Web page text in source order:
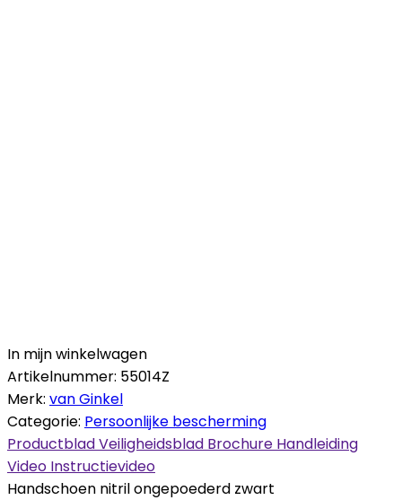
In mijn winkelwagen
Artikelnummer: 55014Z
Merk: van Ginkel
Categorie: Persoonlijke bescherming
ProductbladVeiligheidsblad Brochure Handleiding
Video Instructievideo
Handschoen nitril ongepoederd zwart